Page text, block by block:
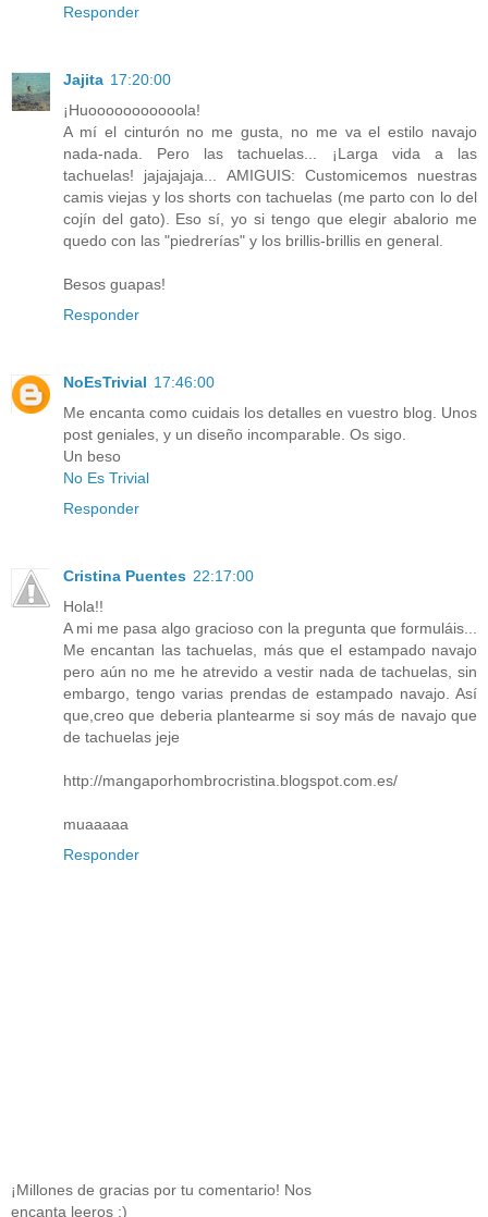
Responder
Jajita 17:20:00
¡Huooooooooooola!
A mí el cinturón no me gusta, no me va el estilo navajo
nada-nada. Pero las tachuelas... ¡Larga vida a las
tachuelas! jajajajaja... AMIGUIS: Customicemos nuestras
camis viejas y los shorts con tachuelas (me parto con lo del
cojín del gato). Eso sí, yo si tengo que elegir abalorio me
quedo con las "piedrerías" y los brillis-brillis en general.
Besos guapas!
Responder
NoEsTrivial 17:46:00
Me encanta como cuidais los detalles en vuestro blog. Unos
post geniales, y un diseño incomparable. Os sigo.
Un beso
No Es Trivial
Responder
Cristina Puentes 22:17:00
Hola!!
A mi me pasa algo gracioso con la pregunta que formuláis...
Me encantan las tachuelas, más que el estampado navajo
pero aún no me he atrevido a vestir nada de tachuelas, sin
embargo, tengo varias prendas de estampado navajo. Así
que,creo que deberia plantearme si soy más de navajo que
de tachuelas jeje
http://mangaporhombrocristina.blogspot.com.es/
muaaaaa
Responder
¡Millones de gracias por tu comentario! Nos
encanta leeros ;)